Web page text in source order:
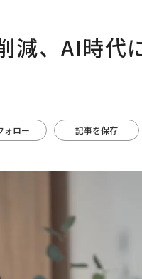
減、AI時代
ォロー 記事を保存